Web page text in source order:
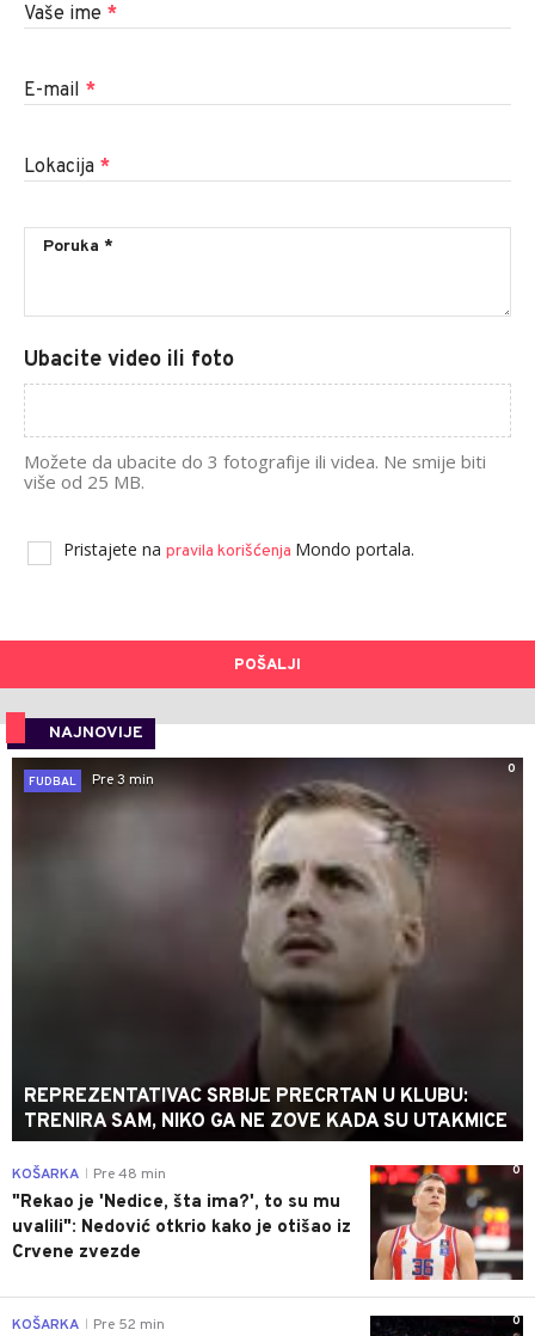
Vaše ime *
E-mail *
Lokacija *
Ubacite video ili foto
Možete da ubacite do 3 fotografije ili videa. Ne smije biti
više od 25 MB.
Pristajete na pravila korišćenja Mondo portala.
POŠALJI
NAJNOVIJE
0
FUDBAL
Pre 3 min
REPREZENTATIVAC SRBIJE PRECRTAN U KLUBU:
TRENIRA SAM, NIKO GA NE ZOVE KADA SU UTAKMICE
0
KOŠARKA Pre 48 min
"Rekao je 'Nedice, šta ima?', to su mu
uvalili": Nedović otkrio kako je otišao iz
Crvene zvezde
0
KOŠARKA Pre 52 min